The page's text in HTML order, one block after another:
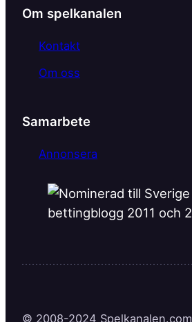
k
Om spelkanalen
Kontakt
Om oss
Samarbete
Annonsera
© 2008-2024 Spelkanalen.com